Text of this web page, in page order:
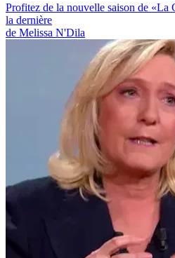
Profitez de la nouvelle saison de «La
la dernière
de Melissa N'Dila